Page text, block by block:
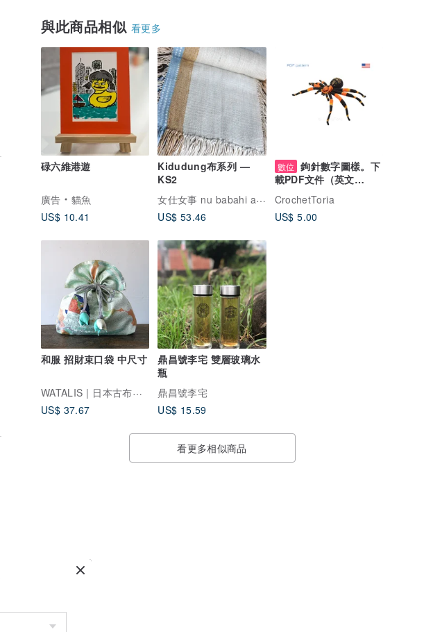
與此商品相似 看更多
碌六維港遊
廣告
貓魚
US$ 10.41
Kidudung布系列 —
KS2
女仕女事 nu babahi a demak
US$ 53.46
數位
鉤針數字圖樣。下
載PDF文件（英文
版）。花園蜘蛛。
CrochetToria
US$ 5.00
和服 招財束口袋 中尺寸
WATALIS | 日本古布再生設計
US$ 37.67
鼎昌號李宅 雙層玻璃水
瓶
鼎昌號李宅
US$ 15.59
看更多相似商品